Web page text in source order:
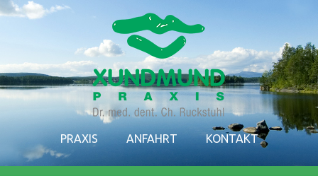
PRAXIS ANFAHRT KONTAKT